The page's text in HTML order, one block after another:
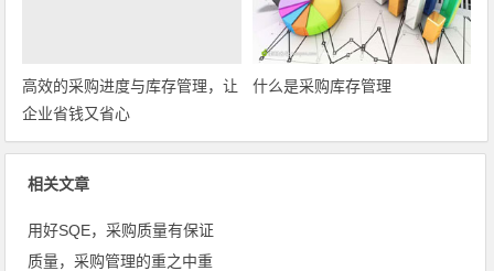
高效的采购进度与库存管理，让
企业省钱又省心
什么是采购库存管理
相关文章
用好SQE，采购质量有保证
质量，采购管理的重之中重